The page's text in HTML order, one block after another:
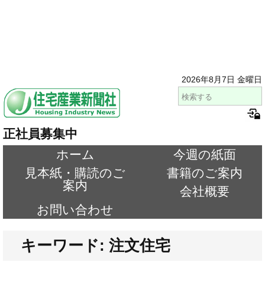
2026年8月7日 金曜日
正社員募集中
ホーム
今週の紙面
見本紙・購読のご
案内
書籍のご案内
会社概要
お問い合わせ
キーワード: 注文住宅